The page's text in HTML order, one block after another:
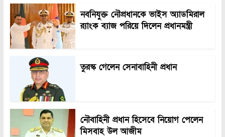
নবনিযুক্ত নৌপ্রধানকে ভাইস অ্যাডমিরাল
র‍্যাংক ব্যাজ পরিয়ে দিলেন প্রধানমন্ত্রী
তুরস্ক গেলেন সেনাবাহিনী প্রধান
নৌবাহিনী প্রধান হিসেবে নিয়োগ পেলেন
মিসবাহ উল আজীম